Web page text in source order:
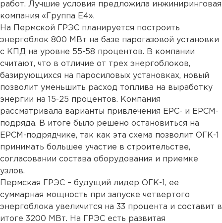
работ. Лучшие условия предложила инжиниринговая
компания «Группа Е4».
На Пермской ГРЭС планируется построить
энергоблок 800 МВт на базе парогазовой установки
с КПД на уровне 55-58 процентов. В компании
считают, что в отличие от трех энергоблоков,
базирующихся на паросиловых установках, новый
позволит уменьшить расход топлива на выработку
энергии на 15-25 процентов. Компания
рассматривала варианты привлечения ЕРС- и ЕРСМ-
подряда. В итоге было решено остановиться на
ЕРСМ-подрядчике, так как эта схема позволит ОГК-1
принимать большее участие в строительстве,
согласовании состава оборудования и приемке
узлов.
Пермская ГРЭС – будущий лидер ОГК-1, ее
суммарная мощность при запуске четвертого
энергоблока увеличится на 33 процента и составит в
итоге 3200 МВт. На ГРЭС есть развитая